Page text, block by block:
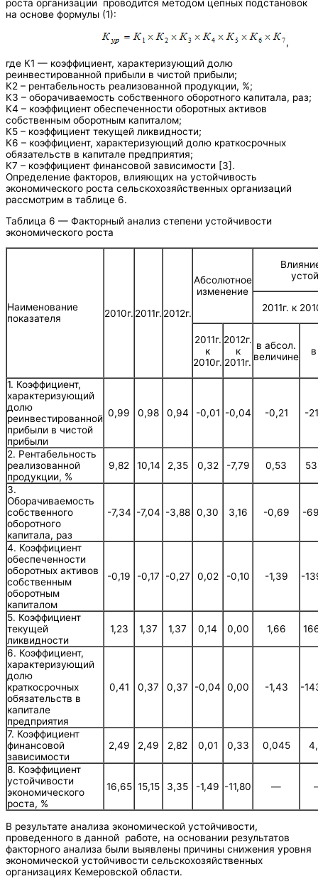
роста организации проводится методом цепных подстановок
на основе формулы (1):
,
где К1 — коэффициент, характеризующий долю
реинвестированной прибыли в чистой прибыли;
К2 – рентабельность реализованной продукции, %;
К3 – оборачиваемость собственного оборотного капитала, раз;
К4 – коэффициент обеспеченности оборотных активов
собственным оборотным капиталом;
К5 – коэффициент текущей ликвидности;
К6 – коэффициент, характеризующий долю краткосрочных
обязательств в капитале предприятия;
К7 – коэффициент финансовой зависимости [3].
Определение факторов, влияющих на устойчивость
экономического роста сельскохозяйственных организаций
рассмотрим в таблице 6.
Таблица 6 — Факторный анализ степени устойчивости
экономического роста
Наименование
показателя
2010г. 2011г. 2012г.
Абсолютное
изменение
2011г. к
2011г.
к
2010г.
2012г.
к
2011г.
в абсол.
величине
1. Коэффициент,
характеризующий
долю
реинвестированной
прибыли в чистой
прибыли
0,99 0,98 0,94 -0,01 -0,04 -0,21 -
2. Рентабельность
реализованной
продукции, %
9,82 10,14 2,35 0,32 -7,79 0,53
3.
Оборачиваемость
собственного
оборотного
капитала, раз
-7,34 -7,04 -3,88 0,30 3,16 -0,69 -
4. Коэффициент
обеспеченности
оборотных активов
собственным
оборотным
капиталом
-0,19 -0,17 -0,27 0,02 -0,10 -1,39 -
5. Коэффициент
текущей
ликвидности
1,23 1,37 1,37 0,14 0,00 1,66
6. Коэффициент,
характеризующий
долю
краткосрочных
обязательств в
капитале
предприятия
0,41 0,37 0,37 -0,04 0,00 -1,43 -
7. Коэффициент
финансовой
зависимости
2,49 2,49 2,82 0,01 0,33 0,045
8. Коэффициент
устойчивости
экономического
роста, %
16,65 15,15 3,35 -1,49 -11,80 —
В результате анализа экономической устойчивости,
проведенного в данной работе, на основании результатов
факторного анализа были выявлены причины снижения уровня
экономической устойчивости сельскохозяйственных
организациях Кемеровской области.